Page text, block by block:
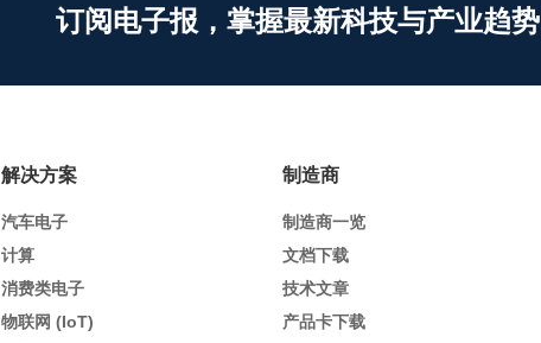
订阅电子报，掌握最新科技与产业趋势
解决方案
汽车电子
计算
消费类电子
物联网 (IoT)
制造商
制造商一览
文档下载
技术文章
产品卡下载